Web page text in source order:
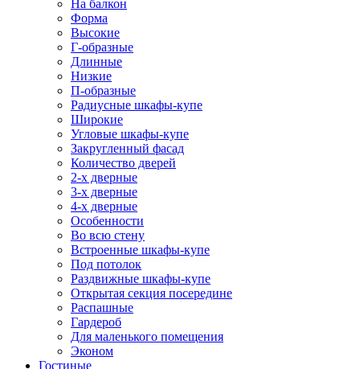
На балкон
Форма
Высокие
Г-образные
Длинные
Низкие
П-образные
Радиусные шкафы-купе
Широкие
Угловые шкафы-купе
Закругленный фасад
Количество дверей
2-х дверные
3-х дверные
4-х дверные
Особенности
Во всю стену
Встроенные шкафы-купе
Под потолок
Раздвижные шкафы-купе
Открытая секция посередине
Распашные
Гардероб
Для маленького помещения
Эконом
Гостиные